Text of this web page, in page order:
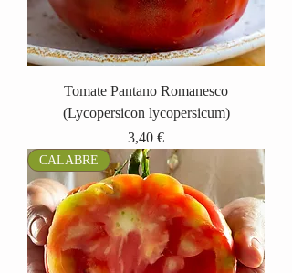
Tomate Pantano Romanesco
(Lycopersicon lycopersicum)
Prix
3,40 €
CALABRE